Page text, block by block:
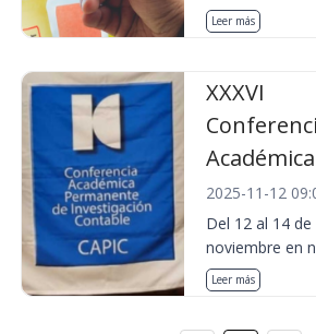
Leer más
XXXVI
2025-11-12
Del 12 al 14 de
noviembre en
Leer más